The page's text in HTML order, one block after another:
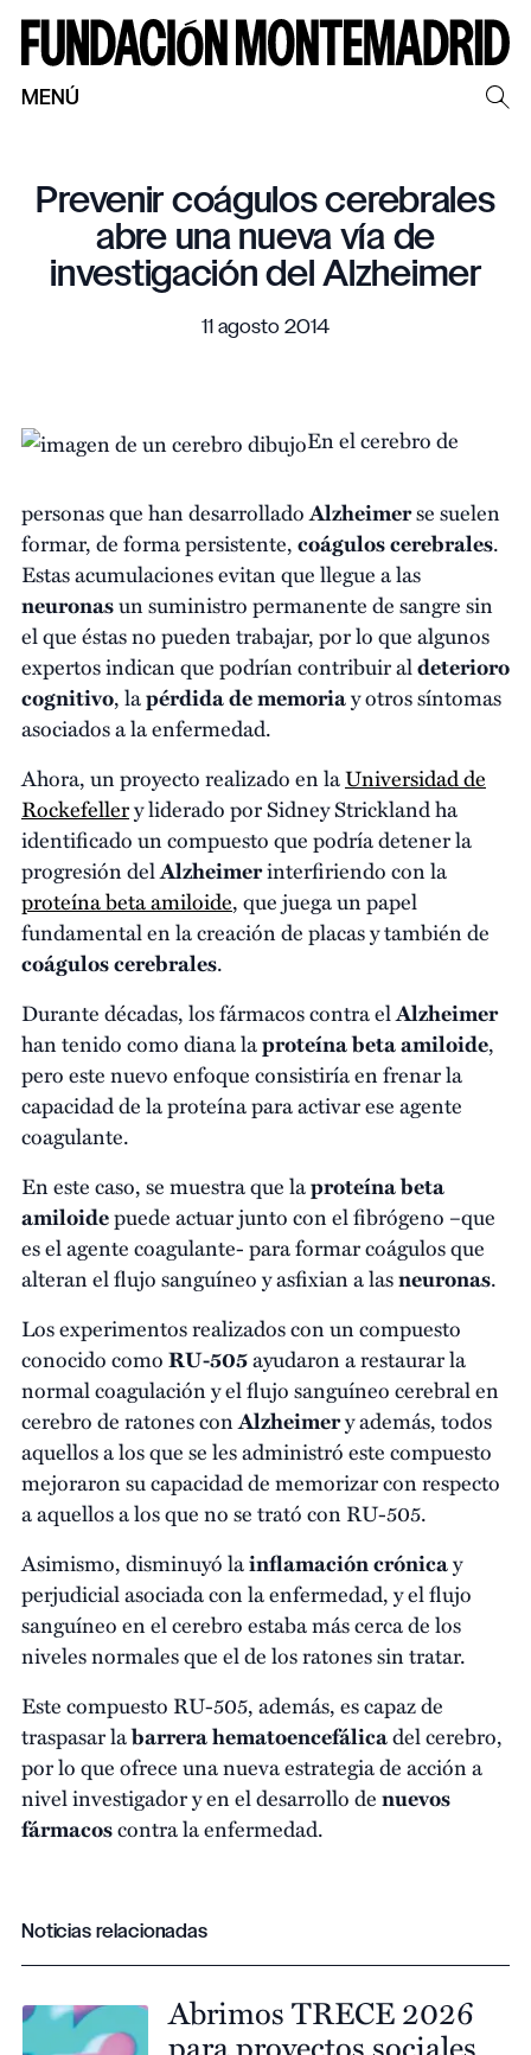
MENÚ
Prevenir coágulos cerebrales
abre una nueva vía de
investigación del Alzheimer
11 agosto 2014
En el cerebro de
personas que han desarrolladoAlzheimerse suelen
formar, de forma persistente,coágulos cerebrales.
Estas acumulaciones evitan que llegue a las
neuronasun suministro permanente de sangre sin
el que éstas no pueden trabajar, por lo que algunos
expertos indican que podrían contribuir aldeterioro
cognitivo, lapérdida de memoriay otros síntomas
asociados a la enfermedad.
Ahora, un proyecto realizado en laUniversidad de
Rockefellery liderado por Sidney Strickland ha
identificado un compuesto que podría detener la
progresión delAlzheimerinterfiriendo con la
proteína beta amiloide, que juega un papel
fundamental en la creación de placas y también de
coágulos cerebrales.
Durante décadas, los fármacos contra elAlzheimer
han tenido como diana laproteína beta amiloide,
pero este nuevo enfoque consistiría en frenar la
capacidad de la proteína para activar ese agente
coagulante.
En este caso, se muestra que laproteína beta
amiloidepuede actuar junto con el fibrógeno –que
es el agente coagulante- para formar coágulos que
alteran el flujo sanguíneo y asfixian a lasneuronas.
Los experimentos realizados con un compuesto
conocido comoRU-505ayudaron a restaurar la
normal coagulación y el flujo sanguíneo cerebral en
cerebro de ratones conAlzheimery además, todos
aquellos a los que se les administró este compuesto
mejoraron su capacidad de memorizar con respecto
a aquellos a los que no se trató con RU-505.
Asimismo, disminuyó lainflamación crónicay
perjudicial asociada con la enfermedad, y el flujo
sanguíneo en el cerebro estaba más cerca de los
niveles normales que el de los ratones sin tratar.
Este compuesto RU-505, además, es capaz de
traspasar labarrera hematoencefálicadel cerebro,
por lo que ofrece una nueva estrategia de acción a
nivel investigador y en el desarrollo denuevos
fármacoscontra la enfermedad.
Noticias relacionadas
Abrimos TRECE 2026
para proyectos sociales